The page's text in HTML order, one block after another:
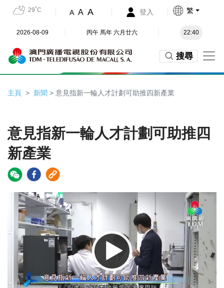
29˚C A A A 登入 繁
2026-08-09 丙午 馬年 六月廿六 22:40
搜尋
主頁 新聞 > 意見指新一輪人才計劃可助推四新產業
意見指新一輪人才計劃可助推四
新產業
Video
Player